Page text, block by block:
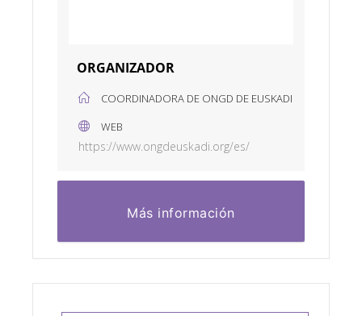
ORGANIZADOR
COORDINADORA DE ONGD DE EUSKADI
WEB
https://www.ongdeuskadi.org/es/
Más información